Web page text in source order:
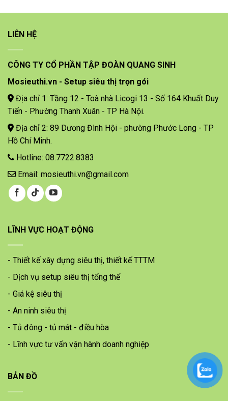
LIÊN HỆ
CÔNG TY CỔ PHẦN TẬP ĐOÀN QUANG SINH
Mosieuthi.vn - Setup siêu thị trọn gói
Địa chỉ 1: Tầng 12 - Toà nhà Licogi 13 - Số 164 Khuất Duy
Tiến - Phường Thanh Xuân - TP Hà Nội.
Địa chỉ 2: 89 Dương Đình Hội - phường Phước Long - TP
Hồ Chí Minh.
Hotline: 08.7722.8383
Email: mosieuthi.vn@gmail.com
LĨNH VỰC HOẠT ĐỘNG
- Thiết kế xây dựng siêu thị, thiết kế TTTM
- Dịch vụ setup siêu thị tổng thể
- Giá kệ siêu thị
- An ninh siêu thị
- Tủ đông - tủ mát - điều hòa
- Lĩnh vực tư vấn vận hành doanh nghiệp
BẢN ĐỒ